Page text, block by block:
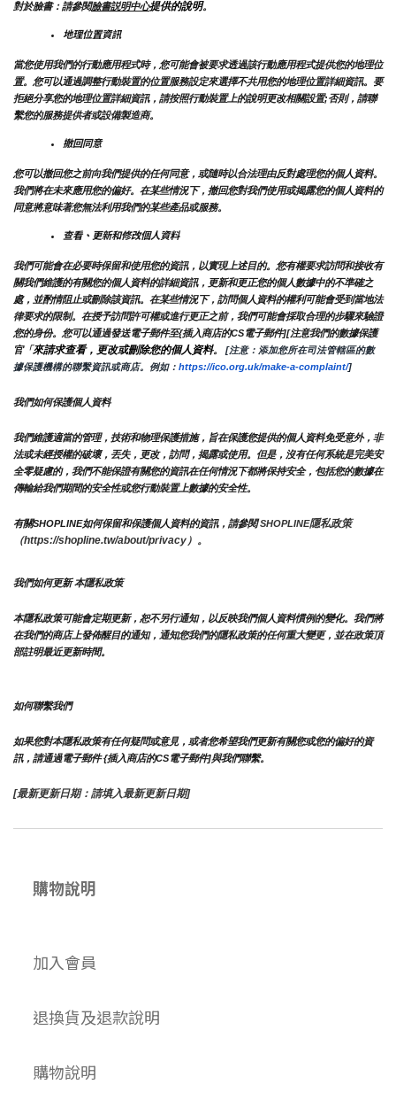
對於臉書：請參閱臉書説明中心提供的說明。
地理位置資訊
當您使用我們的行動應用程式時，您可能會被要求透過該行動應用程式提供您的地理位
置。您可以通過調整行動裝置的位置服務設定來選擇不共用您的地理位置詳細資訊。要
拒絕分享您的地理位置詳細資訊，請按照行動裝置上的說明更改相關設置;否則，請聯
繫您的服務提供者或設備製造商。
撤回同意
您可以撤回您之前向我們提供的任何同意，或隨時以合法理由反對處理您的個人資料。
我們將在未來應用您的偏好。在某些情況下，撤回您對我們使用或揭露您的個人資料的
同意將意味著您無法利用我們的某些產品或服務。
查看、更新和修改個人資料
我們可能會在必要時保留和使用您的資訊，以實現上述目的。您有權要求訪問和接收有
關我們維護的有關您的個人資料的詳細資訊，更新和更正您的個人數據中的不準確之
處，並酌情阻止或刪除該資訊。在某些情況下，訪問個人資料的權利可能會受到當地法
律要求的限制。在授予訪問許可權或進行更正之前，我們可能會採取合理的步驟來驗證
您的身份。您可以通過發送電子郵件至{插入商店的CS電子郵件][注意我們的數據保護
官「來請求查看，更改或刪除您的個人資料。
[注意：添加您所在司法管轄區的數
據保護機構的聯繫資訊或商店。例如： https://ico.org.uk/make-a-complaint/]
我們如何保護個人資料
我們維護適當的管理，技術和物理保護措施，旨在保護您提供的個人資料免受意外，非
法或未經授權的破壞，丟失，更改，訪問，揭露或使用。但是，沒有任何系統是完美安
全零疑慮的，我們不能保證有關您的資訊在任何情況下都將保持安全，包括您的數據在
傳輸給我們期間的安全性或您行動裝置上數據的安全性。
有關SHOPLINE如何保留和保護個人資料的資訊，請參閱 SHOPLINE隱私政策
（https://shopline.tw/about/privacy）。
我們如何更新 本隱私政策
本隱私政策可能會定期更新，恕不另行通知，以反映我們個人資料慣例的變化。我們將
在我們的商店上發佈醒目的通知，通知您我們的隱私政策的任何重大變更，並在政策頂
部註明最近更新時間。
如何聯繫我們
如果您對本隱私政策有任何疑問或意見，或者您希望我們更新有關您或您的偏好的資
訊，請通過電子郵件 {插入商店的CS電子郵件]與我們聯繫。
[最新更新日期：請填入最新更新日期]
購物說明
加入會員
退換貨及退款說明
購物說明